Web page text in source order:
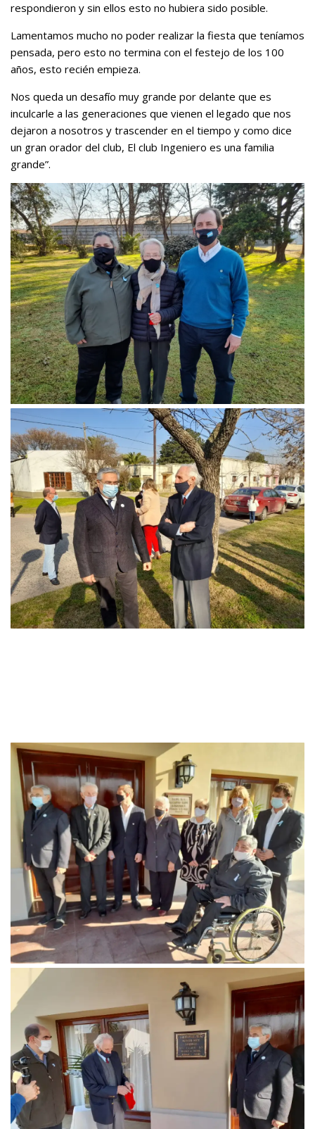
respondieron y sin ellos esto no hubiera sido posible.
Lamentamos mucho no poder realizar la fiesta que teníamos
pensada, pero esto no termina con el festejo de los 100
años, esto recién empieza.
Nos queda un desafío muy grande por delante que es
inculcarle a las generaciones que vienen el legado que nos
dejaron a nosotros y trascender en el tiempo y como dice
un gran orador del club, El club Ingeniero es una familia
grande”.